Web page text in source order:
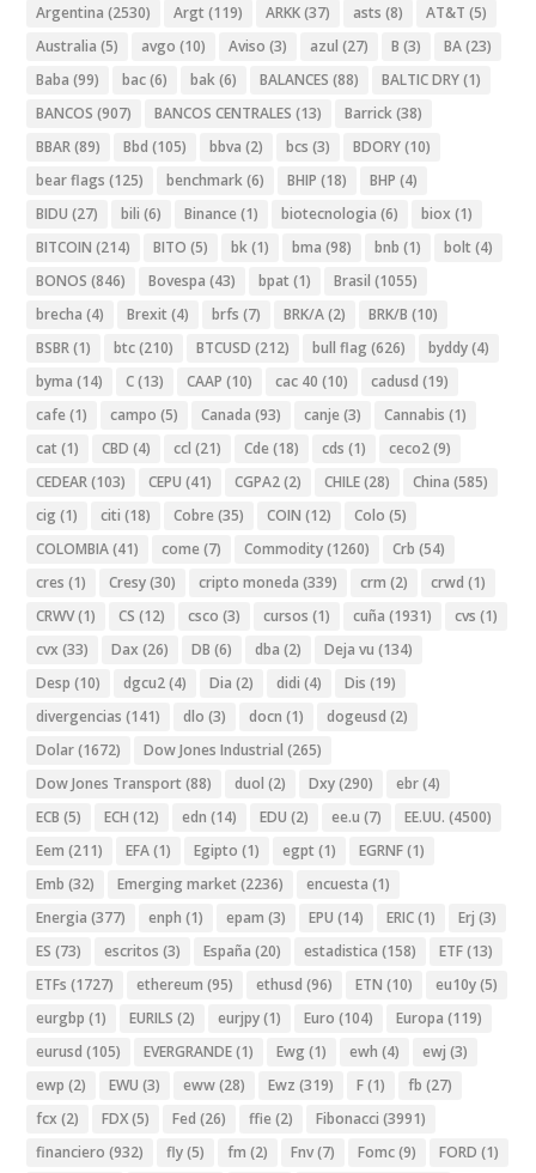
Argentina (2530) Argt (119) ARKK(37) asts (8) AT&T (5)
Australia (5) avgo (10) Aviso (3) azul (27) B (3) BA(23)
Baba (99) bac(6) bak(6) BALANCES (88) BALTIC DRY(1)
BANCOS (907) BANCOS CENTRALES (13) Barrick(38)
BBAR(89) Bbd (105) bbva (2) bcs (3) BDORY(10)
bear flags (125) benchmark(6) BHIP (18) BHP (4)
BIDU (27) bili (6) Binance (1) biotecnologia (6) biox (1)
BITCOIN (214) BITO (5) bk(1) bma (98) bnb (1) bolt (4)
BONOS (846) Bovespa (43) bpat (1) Brasil (1055)
brecha (4) Brexit (4) brfs (7) BRK/A(2) BRK/B (10)
BSBR(1) btc(210) BTCUSD (212) bull flag (626) byddy(4)
byma (14) C(13) CAAP (10) cac 40 (10) cadusd (19)
cafe (1) campo (5) Canada (93) canje (3) Cannabis (1)
cat (1) CBD (4) ccl (21) Cde (18) cds (1) ceco2(9)
CEDEAR(103) CEPU (41) CGPA2(2) CHILE(28) China (585)
cig (1) citi (18) Cobre (35) COIN (12) Colo (5)
COLOMBIA(41) come (7) Commodity(1260) Crb (54)
cres (1) Cresy(30) cripto moneda (339) crm (2) crwd (1)
CRWV(1) CS (12) csco (3) cursos (1) cuña (1931) cvs (1)
cvx (33) Dax (26) DB (6) dba (2) Deja vu (134)
Desp (10) dgcu2(4) Dia (2) didi (4) Dis (19)
divergencias (141) dlo (3) docn (1) dogeusd (2)
Dolar(1672) Dow Jones Industrial (265)
Dow Jones Transport (88) duol (2) Dxy(290) ebr(4)
ECB (5) ECH (12) edn (14) EDU (2) ee.u (7) EE.UU. (4500)
Eem (211) EFA(1) Egipto (1) egpt (1) EGRNF(1)
Emb (32) Emerging market (2236) encuesta (1)
Energia (377) enph (1) epam (3) EPU (14) ERIC(1) Erj (3)
ES (73) escritos (3) España (20) estadistica (158) ETF(13)
ETFs (1727) ethereum (95) ethusd (96) ETN (10) eu10y(5)
eurgbp (1) EURILS (2) eurjpy(1) Euro (104) Europa (119)
eurusd (105) EVERGRANDE(1) Ewg (1) ewh (4) ewj (3)
ewp (2) EWU (3) eww(28) Ewz (319) F(1) fb (27)
fcx (2) FDX(5) Fed (26) ffie (2) Fibonacci (3991)
financiero (932) fly(5) fm (2) Fnv(7) Fomc(9) FORD (1)